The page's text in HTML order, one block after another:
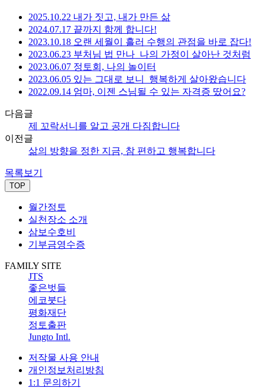
2025.10.22 내가 짓고, 내가 만든 삶
2024.07.17 끝까지 함께 합니다!
2023.10.18 오랜 세월이 흘러 수행의 관점을 바로 잡다!
2023.06.23 부처님 법 만나_나의 가정이 살아난 것처럼
2023.06.07 정토회, 나의 놀이터
2023.06.05 있는 그대로 보니_행복하게 살아왔습니다
2022.09.14 엄마, 이젠 스님될 수 있는 자격증 땄어요?
다음글
제 꼬락서니를 알고 공개 다짐합니다
이전글
삶의 방향을 정한 지금, 참 편하고 행복합니다
목록보기
TOP
월간정토
실천장소 소개
삼보수호비
기부금영수증
FAMILY SITE
JTS
좋은벗들
에코붓다
평화재단
정토출판
Jungto Intl.
저작물 사용 안내
개인정보처리방침
1:1 문의하기